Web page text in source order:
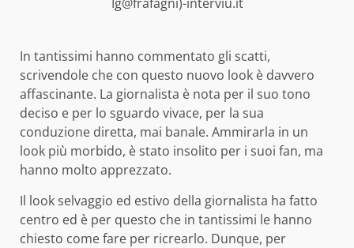
In tantissimi hanno commentato gli scatti,
scrivendole che con questo nuovo look è davvero
affascinante. La giornalista è nota per il suo tono
deciso e per lo sguardo vivace, per la sua
conduzione diretta, mai banale. Ammirarla in un
look più morbido, è stato insolito per i suoi fan, ma
hanno molto apprezzato.
Il look selvaggio ed estivo della giornalista ha fatto
centro ed è per questo che in tantissimi le hanno
chiesto come fare per ricrearlo. Dunque, per